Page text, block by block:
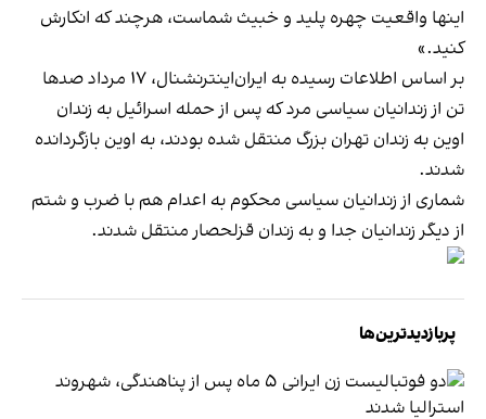
اینها واقعیت چهره پلید و خبیث شماست، هرچند که انکارش
کنید.»
بر اساس اطلاعات رسیده به ایران‌اینترنشنال، ۱۷ مرداد صدها
تن از زندانیان سیاسی مرد که پس از حمله اسرائیل به زندان
اوین به زندان تهران بزرگ منتقل شده بودند، به اوین بازگردانده
شدند.
شماری از زندانیان سیاسی محکوم به اعدام هم با ضرب‌ و شتم
از دیگر زندانیان جدا و به زندان قزلحصار منتقل شدند.
پربازدیدترین‌ها